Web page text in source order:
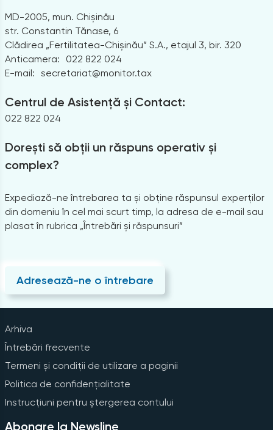
MD-2005, mun. Chișinău
str. Constantin Tănase, 6
Clădirea „Fertilitatea-Chișinău” S.A., etajul 3, bir. 320
Anticamera:
022 822 024
E-mail: secretariat@monitor.tax
Centrul de Asistență și Contact:
022 822 024
Dorești să obții un răspuns operativ și
complex?
Expediază-ne întrebarea ta și obține răspunsul experților
din domeniu în cel mai scurt timp, la adresa de e-mail sau
plasat în rubrica „Întrebări și răspunsuri”
Adresează-ne o întrebare
Arhiva
Întrebări frecvente
Termeni și condiții de utilizare a paginii
Politica de confidențialitate
Instrucțiuni pentru ștergerea contului
Abonare la Newsline